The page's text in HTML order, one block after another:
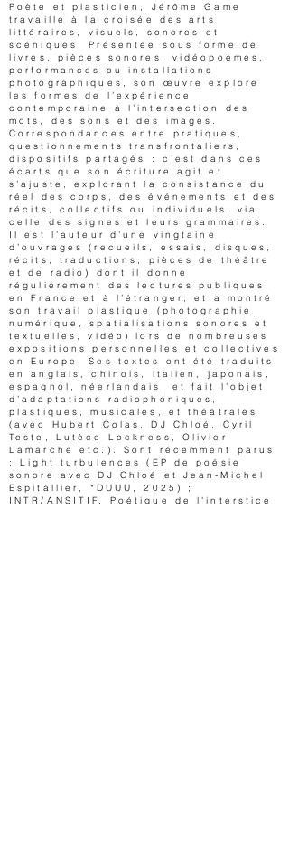
Poète et plasticien, Jérôme Game
travaille à la croisée des arts
littéraires, visuels, sonores et
scéniques. Présentée sous forme de
livres, pièces sonores, vidéopoèmes,
performances ou installations
photographiques, son œuvre explore
les formes de l’expérience
contemporaine à l’intersection des
mots, des sons et des images.
Correspondances entre pratiques,
questionnements transfrontaliers,
dispositifs partagés : c’est dans ces
écarts que son écriture agit et
s’ajuste, explorant la consistance du
réel des corps, des événements et des
récits, collectifs ou individuels, via
celle des signes et leurs grammaires.
Il est l’auteur d’une vingtaine
d’ouvrages (recueils, essais, disques,
récits, traductions, pièces de théâtre
et de radio) dont il donne
régulièrement des lectures publiques
en France et à l’étranger, et a montré
son travail plastique (photographie
numérique, spatialisations sonores et
textuelles, vidéo) lors de nombreuses
expositions personnelles et collectives
en Europe. Ses textes ont été traduits
en anglais, chinois, italien, japonais,
espagnol, néerlandais, et fait l’objet
d’adaptations radiophoniques,
plastiques, musicales, et théâtrales
(avec Hubert Colas, DJ Chloé, Cyril
Teste, Lutèce Lockness, Olivier
Lamarche etc.). Sont récemment parus
: Light turbulences (EP de poésie
sonore avec DJ Chloé et Jean-Michel
Espitallier, *DUUU, 2025) ;
INTR/ANSITIF. Poétique de l'interstice